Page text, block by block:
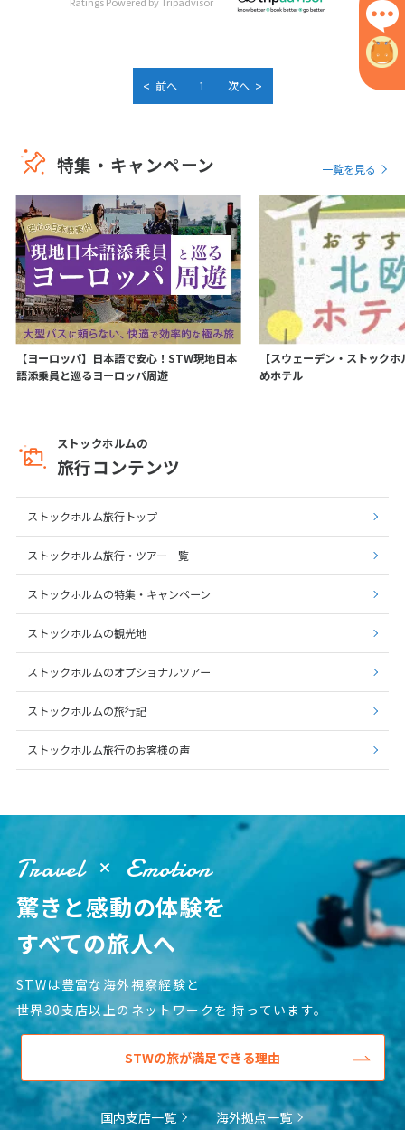
< 前へ 1 次へ >
特集・キャンペーン 一覧を見る
【ヨーロッパ】日本語で安心！STW現地日本
語添乗員と巡るヨーロッパ周遊
【スウェーデン・ストック
めホテル
ストックホルムの
旅行コンテンツ
ストックホルム旅行トップ
ストックホルム旅行・ツアー一覧
ストックホルムの特集・キャンペーン
ストックホルムの観光地
ストックホルムのオプショナルツアー
ストックホルムの旅行記
ストックホルム旅行のお客様の声
Travel Emotion
驚きと感動の体験を
すべての旅人へ
STWは豊富な海外視察経験と
世界30支店以上のネットワークを 持っています。
STWの旅が満足できる理由
国内支店一覧 海外拠点一覧